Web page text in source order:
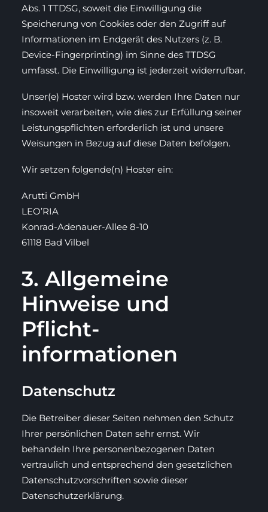
Abs. 1 TTDSG, soweit die Einwilligung die
Speicherung von Cookies oder den Zugriff auf
Informationen im Endgerät des Nutzers (z. B.
Device-Fingerprinting) im Sinne des TTDSG
umfasst. Die Einwilligung ist jederzeit widerrufbar.
Unser(e) Hoster wird bzw. werden Ihre Daten nur
insoweit verarbeiten, wie dies zur Erfüllung seiner
Leistungspflichten erforderlich ist und unsere
Weisungen in Bezug auf diese Daten befolgen.
Wir setzen folgende(n) Hoster ein:
Arutti GmbH
LEO’RIA
Konrad-Adenauer-Allee 8-10
61118 Bad Vilbel
3. Allgemeine
Hinweise und
Pflicht­
informationen
Datenschutz
Die Betreiber dieser Seiten nehmen den Schutz
Ihrer persönlichen Daten sehr ernst. Wir
behandeln Ihre personenbezogenen Daten
vertraulich und entsprechend den gesetzlichen
Datenschutzvorschriften sowie dieser
Datenschutzerklärung.